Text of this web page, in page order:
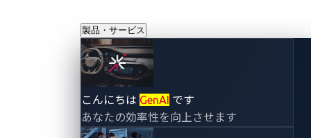
製品・サービス
こんにちは GenAI です
あなたの効率性を向上させます
自動車産業へ潜在